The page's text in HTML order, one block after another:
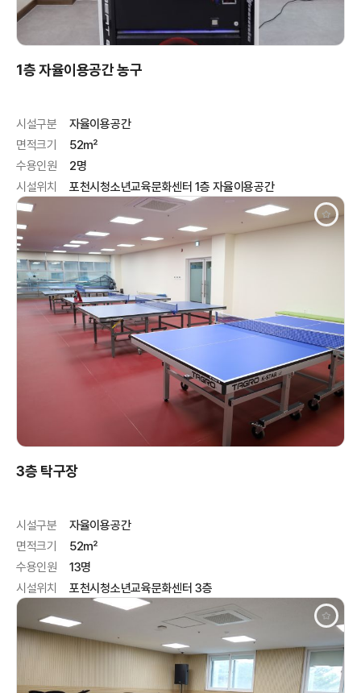
1층 자율이용공간 농구
시설구분
자율이용공간
면적크기
52㎡
수용인원
2명
시설위치
포천시청소년교육문화센터 1층 자율이용공간
3층 탁구장
시설구분
자율이용공간
면적크기
52㎡
수용인원
13명
시설위치
포천시청소년교육문화센터 3층